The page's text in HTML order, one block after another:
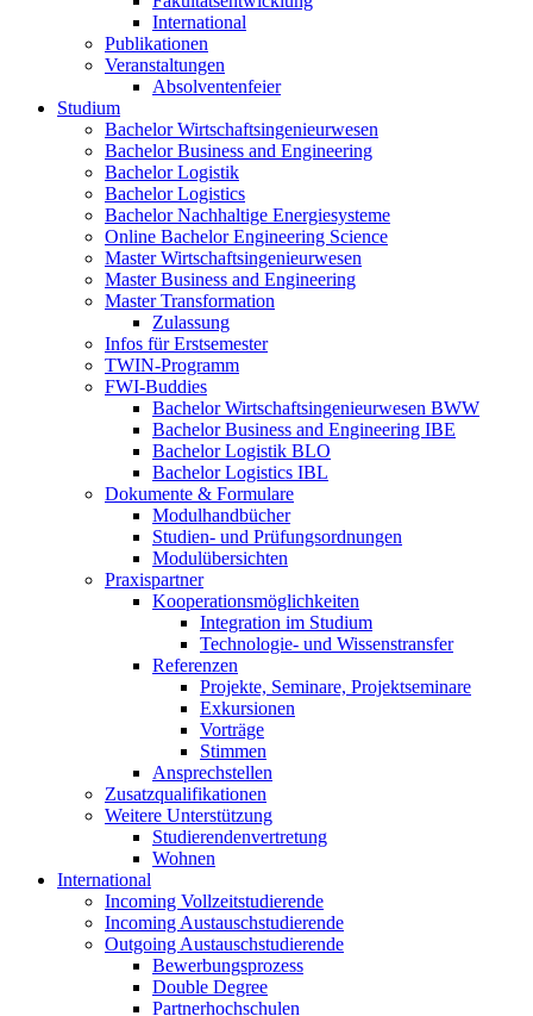
International
Publikationen
Veranstaltungen
Absolventenfeier
Studium
Bachelor Wirtschaftsingenieurwesen
Bachelor Business and Engineering
Bachelor Logistik
Bachelor Logistics
Bachelor Nachhaltige Energiesysteme
Online Bachelor Engineering Science
Master Wirtschaftsingenieurwesen
Master Business and Engineering
Master Transformation
Zulassung
Infos für Erstsemester
TWIN-Programm
FWI-Buddies
Bachelor Wirtschaftsingenieurwesen BWW
Bachelor Business and Engineering IBE
Bachelor Logistik BLO
Bachelor Logistics IBL
Dokumente & Formulare
Modulhandbücher
Studien- und Prüfungsordnungen
Modulübersichten
Praxispartner
Kooperationsmöglichkeiten
Integration im Studium
Technologie- und Wissenstransfer
Referenzen
Projekte, Seminare, Projektseminare
Exkursionen
Vorträge
Stimmen
Ansprechstellen
Zusatzqualifikationen
Weitere Unterstützung
Studierendenvertretung
Wohnen
International
Incoming Vollzeitstudierende
Incoming Austauschstudierende
Outgoing Austauschstudierende
Bewerbungsprozess
Double Degree
Partnerhochschulen